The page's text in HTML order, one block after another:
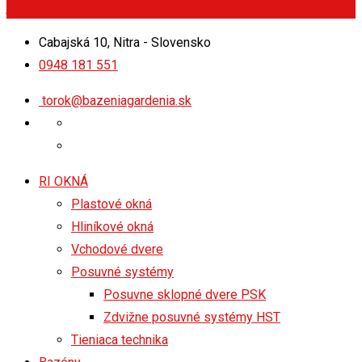
Cabajská 10, Nitra - Slovensko
0948 181 551
torok@bazeniagardenia.sk
RI OKNÁ
Plastové okná
Hliníkové okná
Vchodové dvere
Posuvné systémy
Posuvne sklopné dvere PSK
Zdvižne posuvné systémy HST
Tieniaca technika